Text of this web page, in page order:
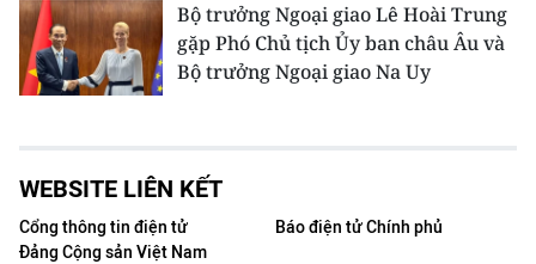
Bộ trưởng Ngoại giao Lê Hoài Trung
gặp Phó Chủ tịch Ủy ban châu Âu và
Bộ trưởng Ngoại giao Na Uy
WEBSITE LIÊN KẾT
Cổng thông tin điện tử
Đảng Cộng sản Việt Nam
Báo điện tử Chính phủ